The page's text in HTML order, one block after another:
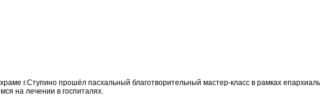
г.Ступино прошёл пасхальный благотворительный мастер-класс в рамках
на лечении в госпиталях.